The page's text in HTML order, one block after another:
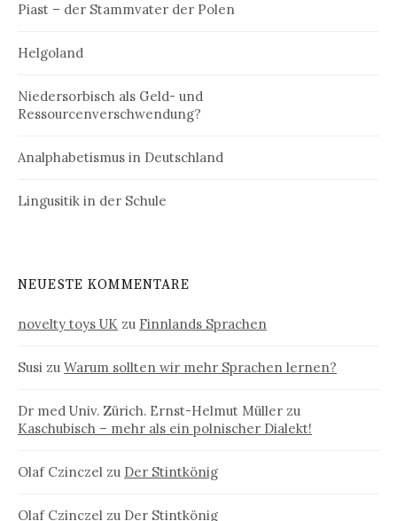
Piast – der Stammvater der Polen
Helgoland
Niedersorbisch als Geld- und
Ressourcenverschwendung?
Analphabetismus in Deutschland
Lingusitik in der Schule
NEUESTE KOMMENTARE
novelty toys UK zu Finnlands Sprachen
Susi zu Warum sollten wir mehr Sprachen lernen?
Dr med Univ. Zürich. Ernst-Helmut Müller zu
Kaschubisch – mehr als ein polnischer Dialekt!
Olaf Czinczel zu Der Stintkönig
Olaf Czinczel zu Der Stintkönig